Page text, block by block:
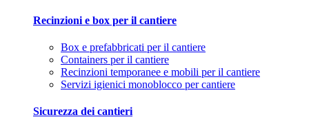
Recinzioni e box per il cantiere
Box e prefabbricati per il cantiere
Containers per il cantiere
Recinzioni temporanee e mobili per il cantiere
Servizi igienici monoblocco per cantiere
Sicurezza dei cantieri